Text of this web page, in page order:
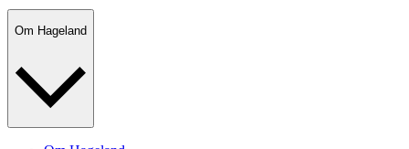
Om Hageland